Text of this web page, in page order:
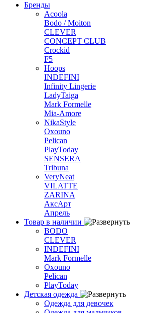
Бренды
Acoola
Bodo / Moiton
CLEVER
CONCEPT CLUB
Crockid
F5
Hoops
INDEFINI
Infinity Lingerie
LadyTaiga
Mark Formelle
Mia-Amore
NikaStyle
Oxouno
Pelican
PlayToday
SENSERA
Tribuna
VeryNeat
VILATTE
ZARINA
АксАрт
Апрель
Товар в наличии
BODO
CLEVER
INDEFINI
Mark Formelle
Oxouno
Pelican
PlayToday
Детская одежда
Одежда для девочек